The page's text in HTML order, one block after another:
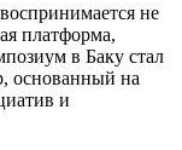
не
платформа,
в Баку стал
основанный на
и